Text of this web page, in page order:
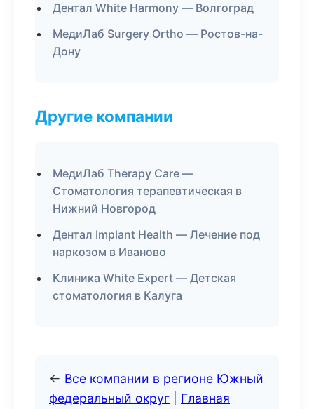
Дентал White Harmony — Волгоград
МедиЛаб Surgery Ortho — Ростов-на-
Дону
Другие компании
МедиЛаб Therapy Care —
Стоматология терапевтическая в
Нижний Новгород
Дентал Implant Health — Лечение под
наркозом в Иваново
Клиника White Expert — Детская
стоматология в Калуга
← Все компании в регионе Южный
федеральный округ
Главная